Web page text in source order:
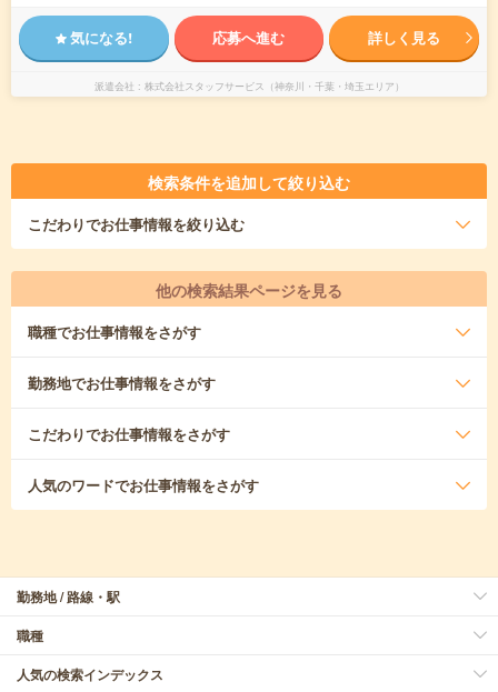
気になる! 応募へ進む 詳しく見る
派遣会社 株式会社スタッフサービス（神奈川・千葉・埼玉エリア）
検索条件を追加して絞り込む
こだわりでお仕事情報を絞り込む
他の検索結果ページを見る
職種でお仕事情報をさがす
勤務地でお仕事情報をさがす
こだわりでお仕事情報をさがす
人気のワードでお仕事情報をさがす
勤務地 / 路線・駅
職種
人気の検索インデックス